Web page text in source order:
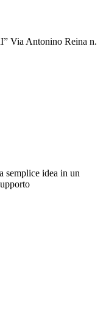
Via Antonino Reina n.
semplice idea in un